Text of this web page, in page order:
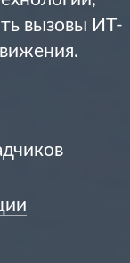
вызовы ИТ-